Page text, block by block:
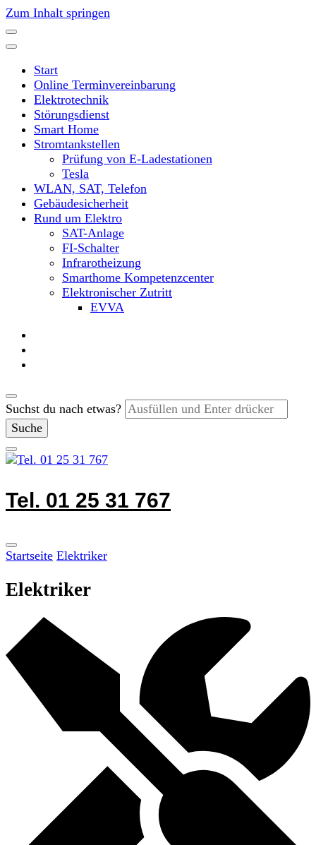
Zum Inhalt springen
Start
Online Terminvereinbarung
Elektrotechnik
Störungsdienst
Smart Home
Stromtankstellen
Prüfung von E-Ladestationen
Tesla
WLAN, SAT, Telefon
Gebäudesicherheit
Rund um Elektro
SAT-Anlage
FI-Schalter
Infrarotheizung
Smarthome Kompetenzcenter
Elektronischer Zutritt
EVVA
Suchst du nach etwas?
Tel. 01 25 31 767
Startseite Elektriker
Elektriker